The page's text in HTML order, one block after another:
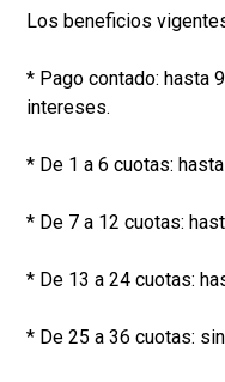
Los beneficios
* Pago contado: hasta
intereses.
* De 1 a 6 cuotas: hasta
* De 7 a 12 cuotas:
* De 13 a 24 cuotas:
* De 25 a 36 cuotas: